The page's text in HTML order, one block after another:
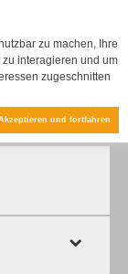
zu machen, Ihre
interagieren und um
zugeschnitten
und fortfahren